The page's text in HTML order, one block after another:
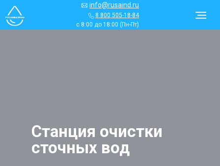
8 800 505-18-84
с 8:00 до 18:00 (Пн-Пт)
info@rusaind.ru
Станция очистки
сточных вод